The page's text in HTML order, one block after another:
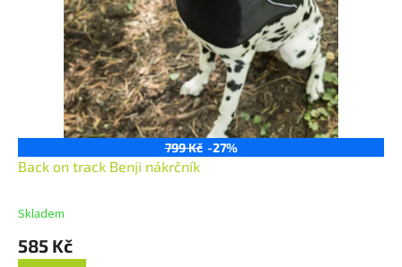
799 Kč -27%
Back on track Benji nákrčník
Skladem
585 Kč